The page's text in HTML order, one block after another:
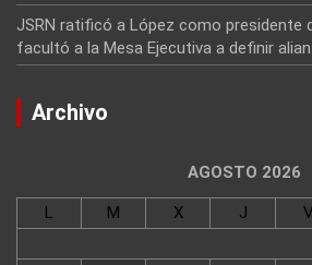
JSRN ratificó a López como presidente
facultó a la Mesa Ejecutiva a definir
Archivo
AGOSTO 2026
L M X J V